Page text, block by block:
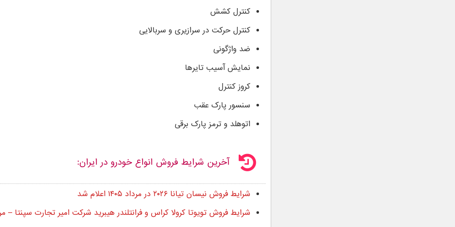
کنترل کشش
کنترل حرکت در سرازیری و سربالایی
ضد واژگونی
نمایش آسیب تایرها
کروز کنترل
سنسور پارک عقب
اتوهلد و ترمز پارک برقی
آخرین شرایط فروش انواع خودرو در ایران:
شرایط فروش نیسان تیانا ۲۰۲۶ در مرداد ۱۴۰۵ اعلام شد
شرایط فروش تویوتا کرولا کراس و فرانتلندر هیبرید شرکت امیر تجارت سپنتا –